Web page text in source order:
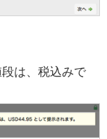
は、税込みで